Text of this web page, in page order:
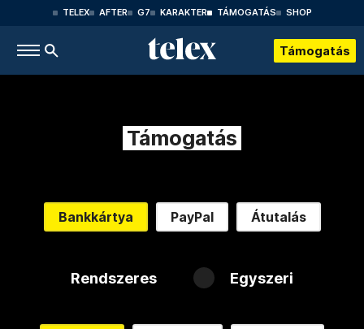
TELEX AFTER G7 KARAKTER TÁMOGATÁS SHOP
Támogatás
Támogatás
Bankkártya PayPal Átutalás
Rendszeres Egyszeri